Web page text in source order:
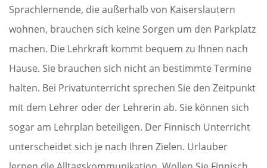
Sprachlernende, die außerhalb von Kaiserslautern
wohnen, brauchen sich keine Sorgen um den Parkplatz
machen. Die Lehrkraft kommt bequem zu Ihnen nach
Hause. Sie brauchen sich nicht an bestimmte Termine
halten. Bei Privatunterricht sprechen Sie den Zeitpunkt
mit dem Lehrer oder der Lehrerin ab. Sie können sich
sogar am Lehrplan beteiligen. Der Finnisch Unterricht
unterscheidet sich je nach Ihren Zielen. Urlauber